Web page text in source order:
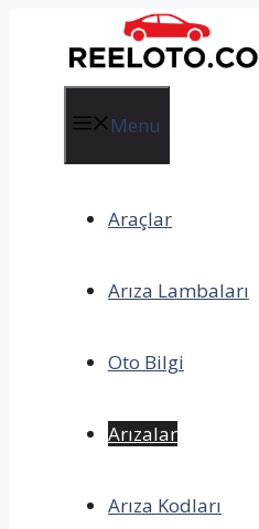
Menu
Araçlar
Arıza Lambaları
Oto Bilgi
Arızalar
Arıza Kodları